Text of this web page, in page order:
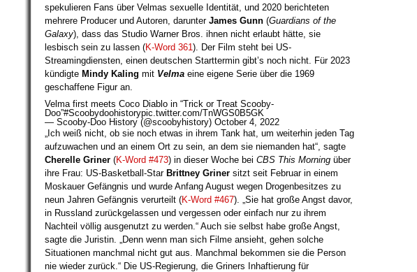
spekulieren Fans über Velmas sexuelle Identität, und 2020 berichteten
mehrere Producer und Autoren, darunter James Gunn (Guardians of the
Galaxy), dass das Studio Warner Bros. ihnen nicht erlaubt hätte, sie
lesbisch sein zu lassen (K-Word 361 ). Der Film steht bei US-
Streamingdiensten, einen deutschen Starttermin gibt’s noch nicht. Für 2023
kündigte Mindy Kaling mit Velma eine eigene Serie über die 1969
geschaffene Figur an.
Velma first meets Coco Diablo in “Trick or Treat Scooby-
Doo”#Scoobydoohistorypic.twitter.com/TnWGS0B5GK
— Scooby-Doo History (@scoobyhistory) October 4, 2022
„Ich weiß nicht, ob sie noch etwas in ihrem Tank hat, um weiterhin jeden Tag
aufzuwachen und an einem Ort zu sein, an dem sie niemanden hat“, sagte
Cherelle Griner (K-Word #473) in dieser Woche bei CBS This Morning über
ihre Frau: US-Basketball-Star Brittney Griner sitzt seit Februar in einem
Moskauer Gefängnis und wurde Anfang August wegen Drogenbesitzes zu
neun Jahren Gefängnis verurteilt (K-Word #467). „Sie hat große Angst davor,
in Russland zurückgelassen und vergessen oder einfach nur zu ihrem
Nachteil völlig ausgenutzt zu werden.“ Auch sie selbst habe große Angst,
sagte die Juristin. „Denn wenn man sich Filme ansieht, gehen solche
Situationen manchmal nicht gut aus. Manchmal bekommen sie die Person
nie wieder zurück.“ Die US-Regierung, die Griners Inhaftierung für